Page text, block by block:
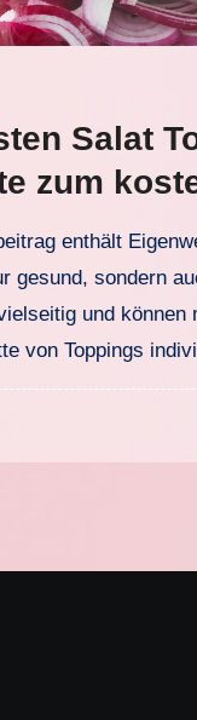
Salat
zum
gesund, sondern
und können
von Toppings